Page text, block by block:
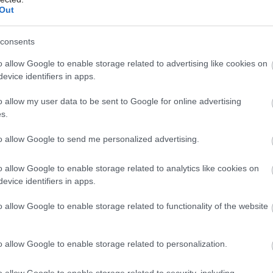
allow Google to enable storage related to advertising like cookies on
identifiers in apps.
allow my user data to be sent to Google for online advertising
allow Google to send me personalized advertising.
allow Google to enable storage related to analytics like cookies on
identifiers in apps.
allow Google to enable storage related to functionality of the website
allow Google to enable storage related to personalization.
a sucho, zalejte rododendrony. Platí to
prídu koncom mesiaca a začiatkom
puky ochrániť netkanou textíliou.
krajší a zaujímavejší
Môj dom Špeciál 02/2026